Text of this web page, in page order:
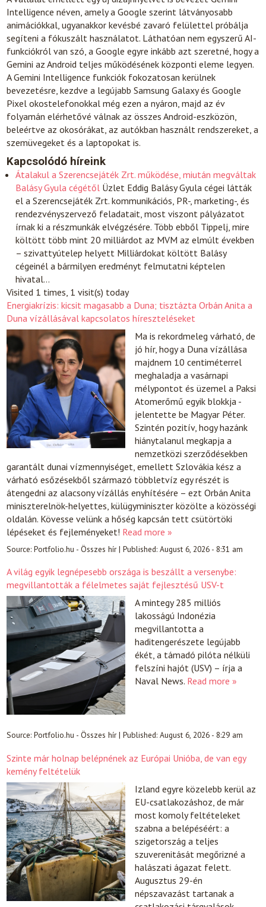
Intelligence néven, amely a Google szerint látványosabb
animációkkal, ugyanakkor kevésbé zavaró felülettel próbálja
segíteni a fókuszált használatot. Láthatóan nem egyszerű AI-
funkciókról van szó, a Google egyre inkább azt szeretné, hogy a
Gemini az Android teljes működésének központi eleme legyen.
A Gemini Intelligence funkciók fokozatosan kerülnek
bevezetésre, kezdve a legújabb Samsung Galaxy és Google
Pixel okostelefonokkal még ezen a nyáron, majd az év
folyamán elérhetővé válnak az összes Android-eszközön,
beleértve az okosórákat, az autókban használt rendszereket, a
szemüvegeket és a laptopokat is.
Kapcsolódó híreink
Átalakul a Szerencsejáték Zrt. működése, miután megváltak
Balásy Gyula cégétől Üzlet Eddig Balásy Gyula cégei látták
el a Szerencsejáték Zrt. kommunikációs, PR-, marketing-, és
rendezvényszervező feladatait, most viszont pályázatot
írnak ki a részmunkák elvégzésére. Több ebből Tippelj, mire
költött több mint 20 milliárdot az MVM az elmúlt években
– szivattyútelep helyett Milliárdokat költött Balásy
cégeinél a bármilyen eredményt felmutatni képtelen
hivatal…
Visited 1 times, 1 visit(s) today
Energiakrízis: kicsit magasabb a Duna; tisztázta Orbán Anita a
Duna vízállásával kapcsolatos híreszteléseket
Ma is rekordmeleg várható, de
jó hír, hogy a Duna vízállása
majdnem 10 centiméterrel
meghaladja a vasárnapi
mélypontot és üzemel a Paksi
Atomerőmű egyik blokkja -
jelentette be Magyar Péter.
Szintén pozitív, hogy hazánk
hiánytalanul megkapja a
nemzetközi szerződésekben
garantált dunai vízmennyiséget, emellett Szlovákia kész a
várható esőzésekből származó többletvíz egy részét is
átengedni az alacsony vízállás enyhítésére – ezt Orbán Anita
miniszterelnök-helyettes, külügyminiszter közölte a közösségi
oldalán. Kövesse velünk a hőség kapcsán tett csütörtöki
lépéseket és fejleményeket! Read more »
Source:Portfolio.hu - Összes hír|Published:August 6, 2026 - 8:31 am
A világ egyik legnépesebb országa is beszállt a versenybe:
megvillantották a félelmetes saját fejlesztésű USV-t
A mintegy 285 milliós
lakosságú Indonézia
megvillantotta a
haditengerészete legújabb
ékét, a támadó pilóta nélküli
felszíni hajót (USV) – írja a
Naval News. Read more »
Source:Portfolio.hu - Összes hír|Published:August 6, 2026 - 8:29 am
Szinte már holnap belépnének az Európai Unióba, de van egy
kemény feltételük
Izland egyre közelebb kerül az
EU-csatlakozáshoz, de már
most komoly feltételeket
szabna a belépéséért: a
szigetország a teljes
szuverenitását megőrizné a
halászati ágazat felett.
Augusztus 29-én
népszavazást tartanak a